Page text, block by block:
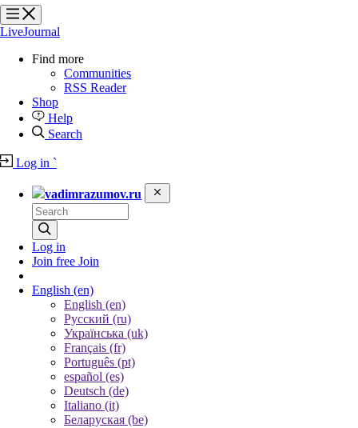
?
?
LiveJournal
Find more
Communities
RSS Reader
Shop
Help
Search
Log in `
vadimrazumov.ru
Log in
Join free Join
English (en)
English (en)
Русский (ru)
Українська (uk)
Français (fr)
Português (pt)
español (es)
Deutsch (de)
Italiano (it)
Беларуская (be)